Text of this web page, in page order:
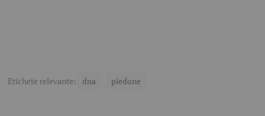
Etichete relevante: dna piedone